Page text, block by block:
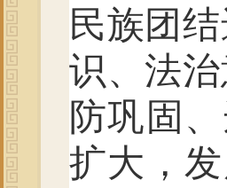
民族团
识、法
防巩固
扩大，